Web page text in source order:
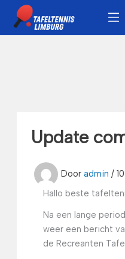
naar
de
Update
Door admin /
Hallo beste
Na een lange
weer een bericht
de Recreanten